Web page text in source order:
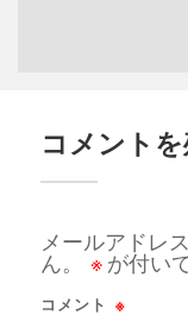
コメント
メールアドレ
ん。
※ が付い
コメント ※